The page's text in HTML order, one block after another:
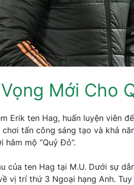
Mới Cho
Erik ten Hag, huấn luyện viên
tấn công sáng tạo và khả
mộ “Quỷ Đỏ”.
của ten Hag tại M.U. Dưới sự
vị trí thứ 3 Ngoại hạng Anh. Tuy